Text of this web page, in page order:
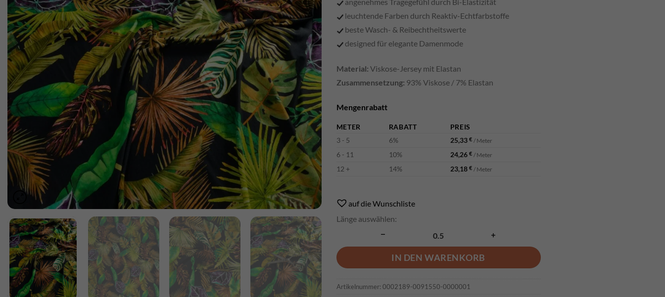
angenehmes Tragegefühl durch Bi-Elastizität
leuchtende Farben durch Reaktiv-Echtfarbstoffe
beste Wasch- & Reibechtheitswerte
designed für elegante Damenmode
Material: Viskose-Jersey mit Elastan
Zusammensetzung: 93% Viskose / 7% Elastan
Mengenrabatt
METER RABATT
PREIS
3 - 5
6% 25,33 € / Meter
6 - 11 10% 24,26 € / Meter
12 + 14% 23,18 € / Meter
auf die Wunschliste
Länge auswählen:
IN DEN WARENKORB
Artikelnummer: 0002189-0091550-0000001